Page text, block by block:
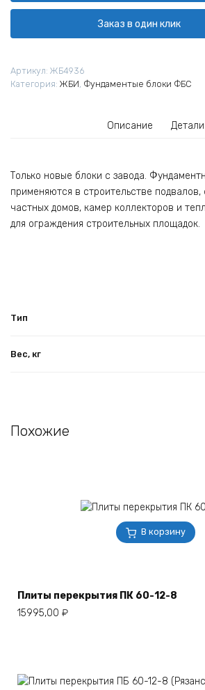
ФБС
24.4-
6-
КСК)
Заказ в один клик
Артикул: ЖБ4936
Категория: ЖБИ, Фундаментые блоки ФБС
Описание Детали
Только новые блоки с завода.
применяются в строительстве
частных домов, камер коллекторов и
для ограждения строительных площадок.
Тип
Вес, кг
Похожие
В корзину
Плиты перекрытия ПК 60-12-8
15995,00 ₽